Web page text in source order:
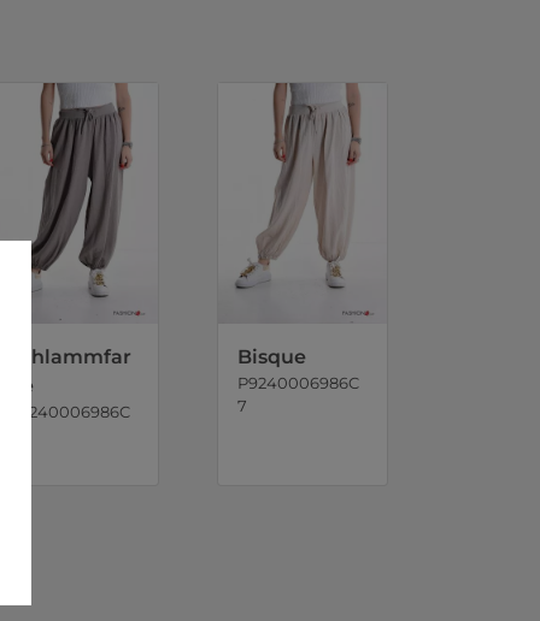
Schlammfar
be
P9240006986C
Bisque
P9240006986C
7